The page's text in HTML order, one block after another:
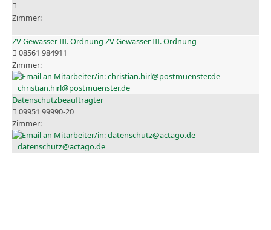
ZV Gewässer III. Ordnung ZV Gewässer III. Ordnung
08561 984911
christian.hirl@postmuenster.de
Datenschutzbeauftragter
09951 99990-20
datenschutz@actago.de